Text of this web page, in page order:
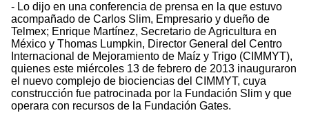
- Lo dijo en una conferencia de prensa en la que estuvo
acompañado de Carlos Slim, Empresario y dueño de
Telmex; Enrique Martínez, Secretario de Agricultura en
México y Thomas Lumpkin, Director General del Centro
Internacional de Mejoramiento de Maíz y Trigo (CIMMYT),
quienes este miércoles 13 de febrero de 2013 inauguraron
el nuevo complejo de biociencias del CIMMYT, cuya
construcción fue patrocinada por la Fundación Slim y que
operara con recursos de la Fundación Gates.